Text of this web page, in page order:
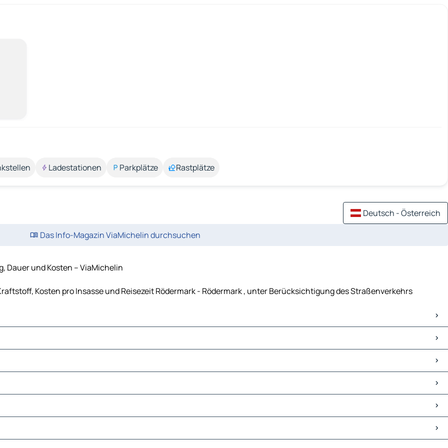
Ladestationen Parkplätze Rastplätze
Deutsch - Österreich
Das Info-Magazin ViaMichelin durchsuchen
Dauer und Kosten – ViaMichelin
Kosten pro Insasse und Reisezeit Rödermark - Rödermark , unter Berücksichtigung des Straßenverkehrs